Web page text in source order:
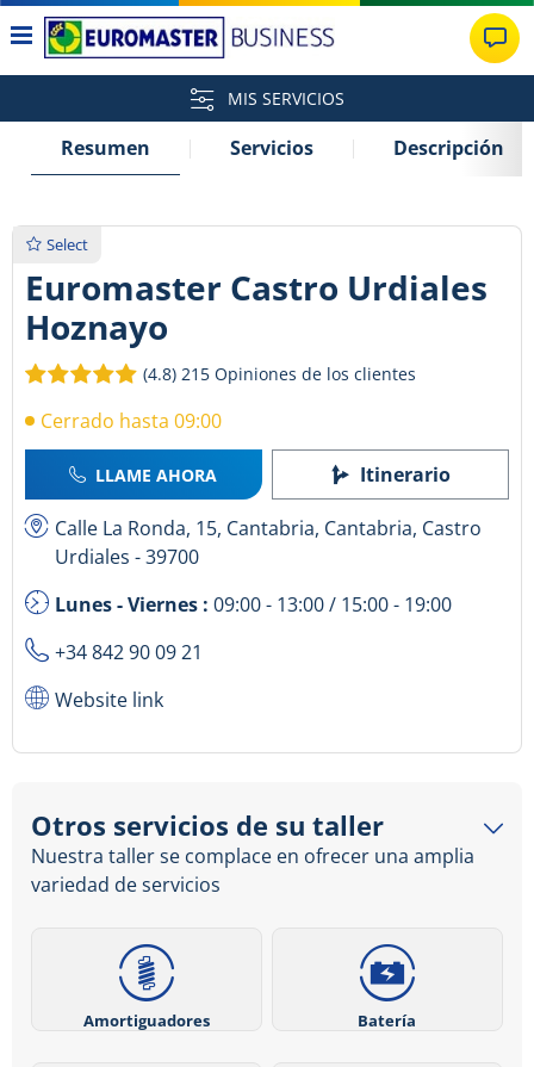
MIS SERVICIOS
Resumen Servicios Descripción
Select
Euromaster Castro Urdiales
Hoznayo
(4.8) 215 Opiniones de los clientes
Cerrado hasta 09:00
LLAME AHORA Itinerario
Calle La Ronda, 15, Cantabria, Cantabria, Castro
Urdiales - 39700
Lunes - Viernes : 09:00 - 13:00 / 15:00 - 19:00
+34 842 90 09 21
Website link
Otros servicios de su taller
Nuestra taller se complace en ofrecer una amplia
variedad de servicios
Amortiguadores Batería